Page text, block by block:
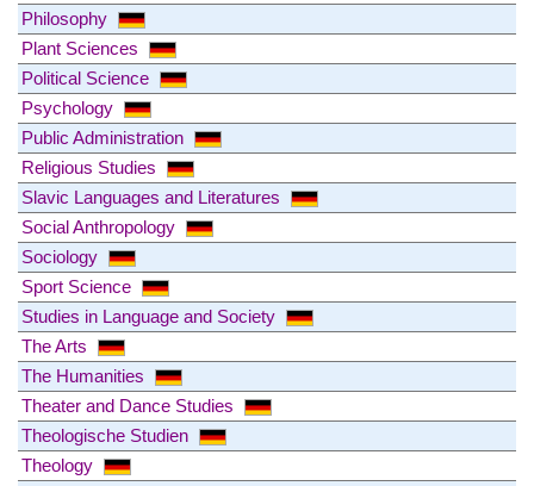
Philosophy
Plant Sciences
Political Science
Psychology
Public Administration
Religious Studies
Slavic Languages and Literatures
Social Anthropology
Sociology
Sport Science
Studies in Language and Society
The Arts
The Humanities
Theater and Dance Studies
Theologische Studien
Theology